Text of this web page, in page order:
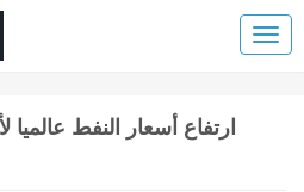
ارتفاع أسعار النفط